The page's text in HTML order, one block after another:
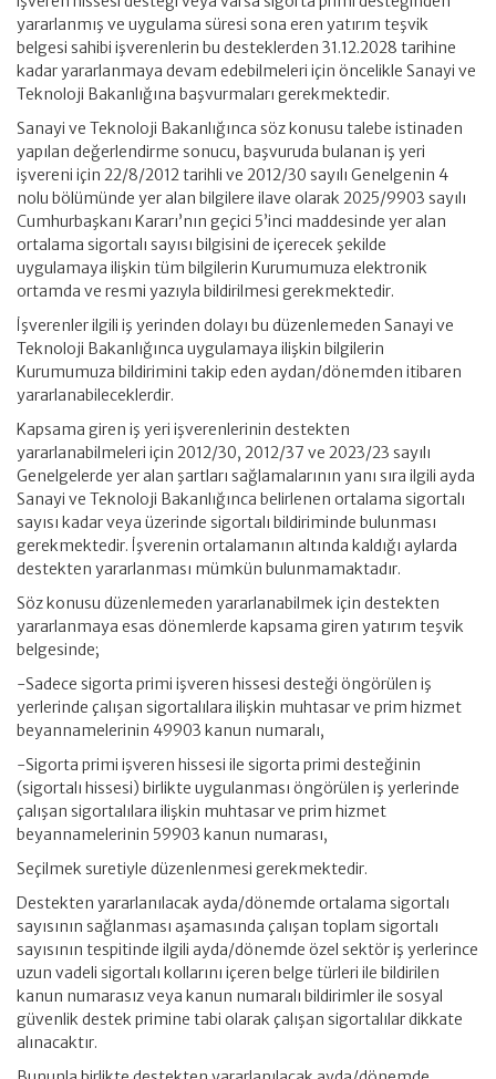
yararlanmış ve uygulama süresi sona eren yatırım teşvik
belgesi sahibi işverenlerin bu desteklerden 31.12.2028 tarihine
kadar yararlanmaya devam edebilmeleri için öncelikle Sanayi ve
Teknoloji Bakanlığına başvurmaları gerekmektedir.
Sanayi ve Teknoloji Bakanlığınca söz konusu talebe istinaden
yapılan değerlendirme sonucu, başvuruda bulanan iş yeri
işvereni için 22/8/2012 tarihli ve 2012/30 sayılı Genelgenin 4
nolu bölümünde yer alan bilgilere ilave olarak 2025/9903 sayılı
Cumhurbaşkanı Kararı’nın geçici 5’inci maddesinde yer alan
ortalama sigortalı sayısı bilgisini de içerecek şekilde
uygulamaya ilişkin tüm bilgilerin Kurumumuza elektronik
ortamda ve resmi yazıyla bildirilmesi gerekmektedir.
İşverenler ilgili iş yerinden dolayı bu düzenlemeden Sanayi ve
Teknoloji Bakanlığınca uygulamaya ilişkin bilgilerin
Kurumumuza bildirimini takip eden aydan/dönemden itibaren
yararlanabileceklerdir.
Kapsama giren iş yeri işverenlerinin destekten
yararlanabilmeleri için 2012/30, 2012/37 ve 2023/23 sayılı
Genelgelerde yer alan şartları sağlamalarının yanı sıra ilgili ayda
Sanayi ve Teknoloji Bakanlığınca belirlenen ortalama sigortalı
sayısı kadar veya üzerinde sigortalı bildiriminde bulunması
gerekmektedir. İşverenin ortalamanın altında kaldığı aylarda
destekten yararlanması mümkün bulunmamaktadır.
Söz konusu düzenlemeden yararlanabilmek için destekten
yararlanmaya esas dönemlerde kapsama giren yatırım teşvik
belgesinde;
-Sadece sigorta primi işveren hissesi desteği öngörülen iş
yerlerinde çalışan sigortalılara ilişkin muhtasar ve prim hizmet
beyannamelerinin 49903 kanun numaralı,
-Sigorta primi işveren hissesi ile sigorta primi desteğinin
(sigortalı hissesi) birlikte uygulanması öngörülen iş yerlerinde
çalışan sigortalılara ilişkin muhtasar ve prim hizmet
beyannamelerinin 59903 kanun numarası,
Seçilmek suretiyle düzenlenmesi gerekmektedir.
Destekten yararlanılacak ayda/dönemde ortalama sigortalı
sayısının sağlanması aşamasında çalışan toplam sigortalı
sayısının tespitinde ilgili ayda/dönemde özel sektör iş yerlerince
uzun vadeli sigortalı kollarını içeren belge türleri ile bildirilen
kanun numarasız veya kanun numaralı bildirimler ile sosyal
güvenlik destek primine tabi olarak çalışan sigortalılar dikkate
alınacaktır.